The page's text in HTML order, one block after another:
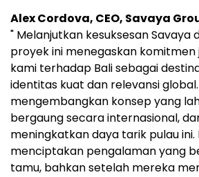
Alex Cordova, CEO, Savaya
" Melanjutkan kesuksesan Savaya
proyek ini menegaskan
kami terhadap Bali sebagai
identitas kuat dan relevansi
mengembangkan konsep yang
bergaung secara internasional,
meningkatkan daya tarik pulau ini.
menciptakan pengalaman yang
tamu, bahkan setelah mereka